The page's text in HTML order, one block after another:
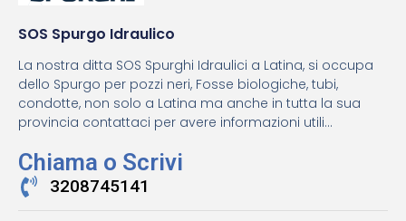
SOS Spurgo Idraulico
La nostra ditta SOS Spurghi Idraulici a Latina, si occupa
dello Spurgo per pozzi neri, Fosse biologiche, tubi,
condotte, non solo a Latina ma anche in tutta la sua
provincia contattaci per avere informazioni utili...
Chiama o Scrivi
3208745141